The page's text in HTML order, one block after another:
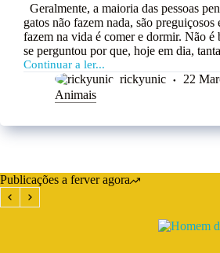
Geralmente, a maioria das pessoas
gatos não fazem nada, são preguiçosos
fazem na vida é comer e dormir. Não é
se perguntou por que, hoje em dia,
Continuar a ler...
rickyunic
22
Animais
Publicações a ferver agora